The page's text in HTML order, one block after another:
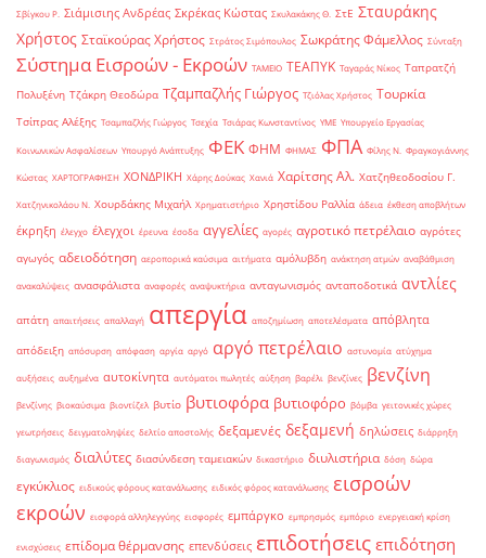
Σβίγκου Ρ. Σιάμισιης Ανδρέας Σκρέκας Κώστας Σκυλακάκης Θ. ΣτΕ Σταυράκης
Χρήστος Σταϊκούρας Χρήστος Στράτος Σιμόπουλος Σωκράτης Φάμελλος Σύνταξη
Σύστημα Εισροών - Εκροών ΤΑΜΕΙΟ ΤΕΑΠΥΚ Ταγαράς Νίκος Ταπρατζή
Πολυξένη Τζάκρη Θεοδώρα Τζαμπαζλής Γιώργος Τζιόλας Χρήστος Τουρκία
Τσίπρας Αλέξης Τσαμπαζλής Γιώργος Τσεχία Τσιάρας Κωνσταντίνος ΥΜΕ Υπουργείο Εργασίας
Κοινωνικών Ασφαλίσεων Υπουργό Ανάπτυξης ΦΕΚ ΦΗΜ ΦΗΜΑΣ ΦΠΑ Φίλης Ν. Φραγκογιάννης
Κώστας ΧΑΡΤΟΓΡΑΦΗΣΗ ΧΟΝΔΡΙΚΗ Χάρης Δούκας Χανιά Χαρίτσης Αλ. Χατζηθεοδοσίου Γ.
Χατζηνικολάου Ν. Χουρδάκης Μιχαήλ Χρηματιστήριο Χρηστίδου Ραλλία άδεια έκθεση αποβλήτων
έκρηξη έλεγχο έλεγχοι έρευνα έσοδα αγγελίες αγορές αγροτικό πετρέλαιο αγρότες
αγωγός αδειοδότηση αεροπορικά καύσιμα αιτήματα αμόλυβδη ανάκτηση ατμών αναβάθμιση
ανακαλύψεις ανασφάλιστα αναφορές αναψυκτήρια ανταγωνισμός ανταποδοτικά αντλίες
απάτη απαιτήσεις απαλλαγή απεργία αποζημίωση αποτελέσματα απόβλητα
απόδειξη απόσυρση απόφαση αργία αργό αργό πετρέλαιο αστυνομία ατύχημα
αυξήσεις αυξημένα αυτοκίνητα αυτόματοι πωλητές αύξηση βαρέλι βενζίνες βενζίνη
βενζίνης βιοκαύσιμα βιοντίζελ βυτίο βυτιοφόρα βυτιοφόρο βόμβα γειτονικές χώρες
γεωτρήσεις δειγματοληψίες δελτίο αποστολής δεξαμενές δεξαμενή δηλώσεις διάρρηξη
διαγωνισμός διαλύτες διασύνδεση ταμειακών δικαστήριο διυλιστήρια δόση δώρα
εγκύκλιος ειδικούς φόρους κατανάλωσης ειδικός φόρος κατανάλωσης εισροών
εκροών εισφορά αλληλεγγύης εισφορές εμπάργκο εμπρησμός εμπόριο ενεργειακή κρίση
ενισχύσεις επίδομα θέρμανσης επενδύσεις επιδοτήσεις επιδότηση